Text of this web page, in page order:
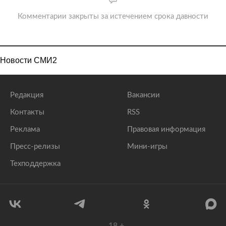
Комментарии закрыты за истечением срока давности
Новости СМИ2
Редакция
Контакты
Реклама
Пресс-релизы
Техподдержка
Вакансии
RSS
Правовая информация
Мини-игры